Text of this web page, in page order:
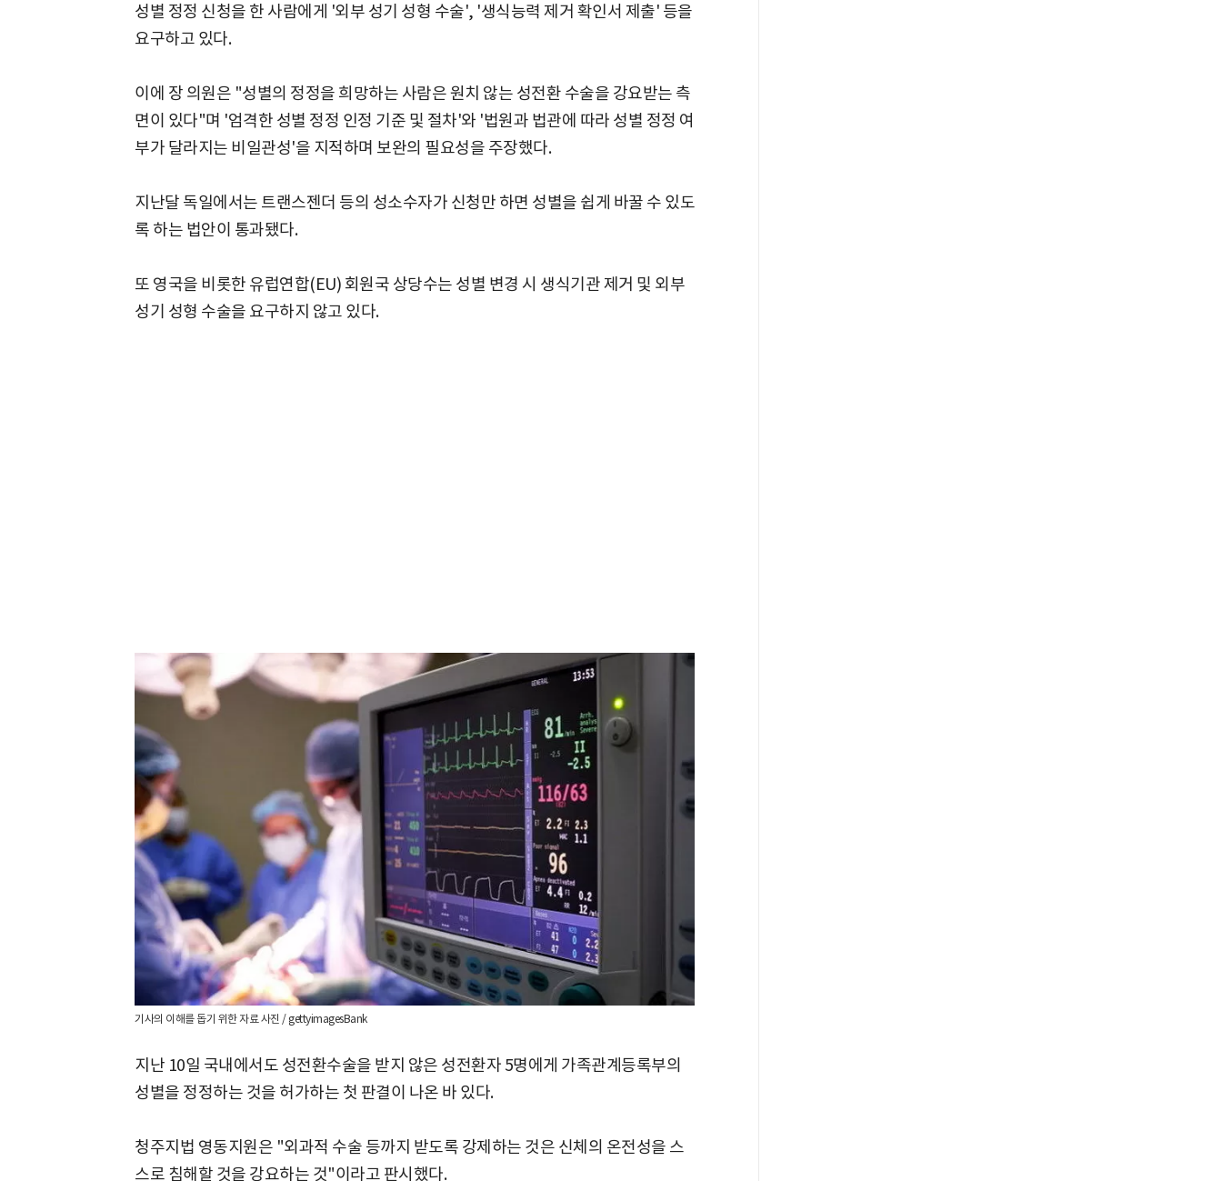
성별 정정 신청을 한 사람에게 '외부 성기 성형 수술', '생식능력 제거 확인서 제출' 등을
요구하고 있다.
이에 장 의원은 "성별의 정정을 희망하는 사람은 원치 않는 성전환 수술을 강요받는 측
면이 있다"며 '엄격한 성별 정정 인정 기준 및 절차'와 '법원과 법관에 따라 성별 정정 여
부가 달라지는 비일관성'을 지적하며 보완의 필요성을 주장했다.
지난달 독일에서는 트랜스젠더 등의 성소수자가 신청만 하면 성별을 쉽게 바꿀 수 있도
록 하는 법안이 통과됐다.
또 영국을 비롯한 유럽연합(EU) 회원국 상당수는 성별 변경 시 생식기관 제거 및 외부
성기 성형 수술을 요구하지 않고 있다.
기사의 이해를 돕기 위한 자료 사진 / gettyimagesBank
지난 10일 국내에서도 성전환수술을 받지 않은 성전환자 5명에게 가족관계등록부의
성별을 정정하는 것을 허가하는 첫 판결이 나온 바 있다.
청주지법 영동지원은 "외과적 수술 등까지 받도록 강제하는 것은 신체의 온전성을 스
스로 침해할 것을 강요하는 것"이라고 판시했다.